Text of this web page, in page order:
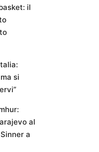
il
si
al
a